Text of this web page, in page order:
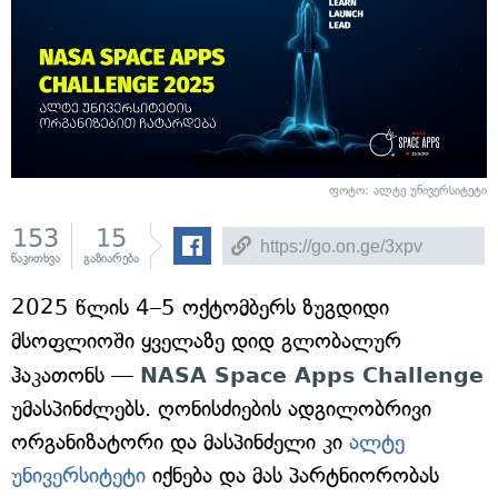
ფოტო: ალტე უნივერსიტეტი
153
წაკითხვა
15
გაზიარება
2025 წლის 4–5 ოქტომბერს ზუგდიდი
მსოფლიოში ყველაზე დიდ გლობალურ
ჰაკათონს — NASA Space Apps Challenge
უმასპინძლებს. ღონისძიების ადგილობრივი
ორგანიზატორი და მასპინძელი კი ალტე
უნივერსიტეტი იქნება და მას პარტნიორობას